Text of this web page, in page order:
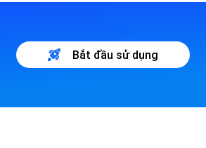
Bắt đầu sử dụng